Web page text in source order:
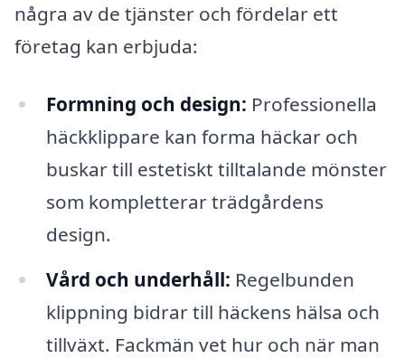
några av de tjänster och fördelar ett
företag kan erbjuda:
Formning och design: Professionella
häckklippare kan forma häckar och
buskar till estetiskt tilltalande mönster
som kompletterar trädgårdens
design.
Vård och underhåll: Regelbunden
klippning bidrar till häckens hälsa och
tillväxt. Fackmän vet hur och när man